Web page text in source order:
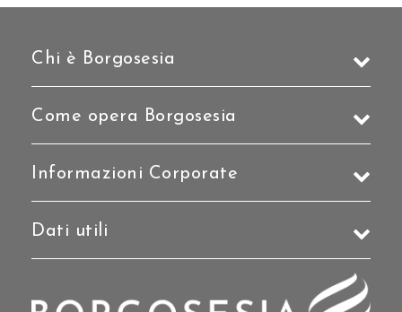
Chi è Borgosesia
Come opera Borgosesia
Informazioni Corporate
Dati utili